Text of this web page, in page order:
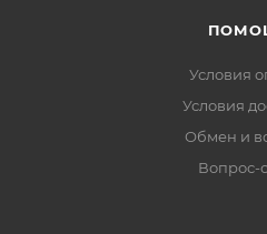
Условия
Условия
Обмен и
Вопрос-